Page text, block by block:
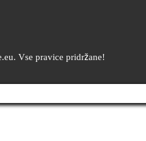
Vse pravice pridržane!